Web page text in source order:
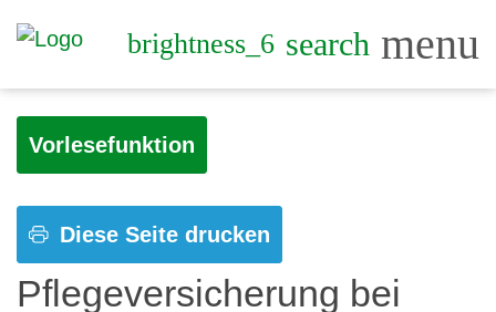
brightness_6 search menu
Vorlesefunktion
Diese Seite drucken
Pflegeversicherung bei